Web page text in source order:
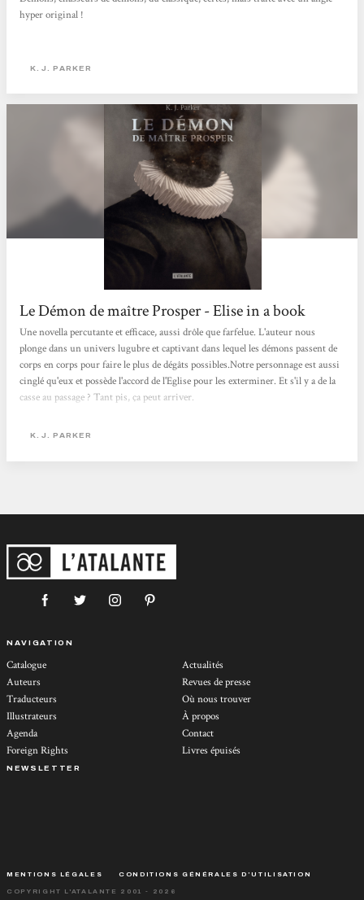
hyper original !
K. J. PARKER
Le Démon de maître Prosper - Elise in a book
Une novella percutante et efficace, aussi drôle que farfelue. L'auteur nous
plonge dans un univers lugubre et captivant dans lequel les démons passent de
corps en corps pour faire le plus de dégâts possibles.Notre personnage est aussi
cinglé qu'eux et possède l'accord de l'Eglise pour les exterminer. Et s'il y a de la
casse au passage ? Tant pis, ça peut arriver.
K. J. PARKER
NAVIGATION
Catalogue
Auteurs
Traducteurs
Illustrateurs
Agenda
Foreign Rights
Actualités
Revues de presse
Où nous trouver
À propos
Contact
Livres épuisés
NEWSLETTER
MENTIONS LÉGALES CONDITIONS GÉNÉRALES D’UTILISATION
COPYRIGHT L'ATALANTE 2001 - 2026